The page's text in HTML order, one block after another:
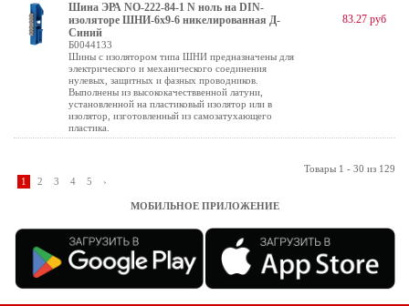
Шина ЭРА NO-222-84-1 N ноль на DIN-
изоляторе ШНИ-6х9-6 никелированная Д-
Синий
Б0044133
Шины с изолятором типа ШНИ предназначены для
электрического и механического соединения
нулевых, защитных и фазных проводников.
Выполнены из высококачестввенной латуни,
установленной на пластиковый изолятор или в
изолятор, изготовленный из самозатухающего
пластика.
83.27 руб
Товары 1 - 30 из 129
1
2 3 4 5 ›
МОБИЛЬНОЕ ПРИЛОЖЕНИЕ